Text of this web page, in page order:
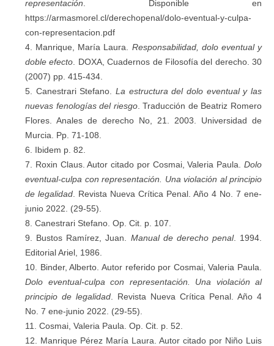
representación . Disponible en
https://armasmorel.cl/derechopenal/dolo-eventual-y-culpa-
con-representacion.pdf
Manrique, María Laura. Responsabilidad, dolo eventual y
doble efecto . DOXA, Cuadernos de Filosofía del derecho. 30
(2007) pp. 415-434.
Canestrari Stefano.La estructura del dolo eventual y las
nuevas fenologías del riesgo. Traducción de Beatriz Romero
Flores. Anales de derecho No, 21. 2003. Universidad de
Murcia. Pp. 71-108.
Ibidem p. 82.
Roxin Claus. Autor citado por Cosmai, Valeria Paula.Dolo
eventual-culpa con representación. Una violación al principio
de legalidad . Revista Nueva Crítica Penal. Año 4 No. 7 ene-
junio 2022. (29-55).
Canestrari Stefano. Op. Cit. p. 107.
Bustos Ramírez, Juan. Manual de derecho penal. 1994.
Editorial Ariel, 1986.
Binder, Alberto. Autor referido por Cosmai, Valeria Paula.
Dolo eventual-culpa con representación. Una violación al
principio de legalidad . Revista Nueva Crítica Penal. Año 4
No. 7 ene-junio 2022. (29-55).
Cosmai, Valeria Paula. Op. Cit. p. 52.
Manrique Pérez María Laura. Autor citado por Niño Luis